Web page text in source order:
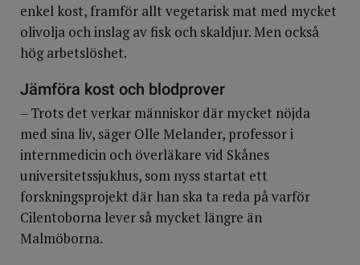
enkel kost, framför allt vegetarisk mat med mycket
olivolja och inslag av fisk och skaldjur. Men också
hög arbetslöshet.
Jämföra kost och blodprover
– Trots det verkar människor där mycket nöjda
med sina liv, säger Olle Melander, professor i
internmedicin och överläkare vid Skånes
universitetssjukhus, som nyss startat ett
forskningsprojekt där han ska ta reda på varför
Cilentoborna lever så mycket längre än
Malmöborna.